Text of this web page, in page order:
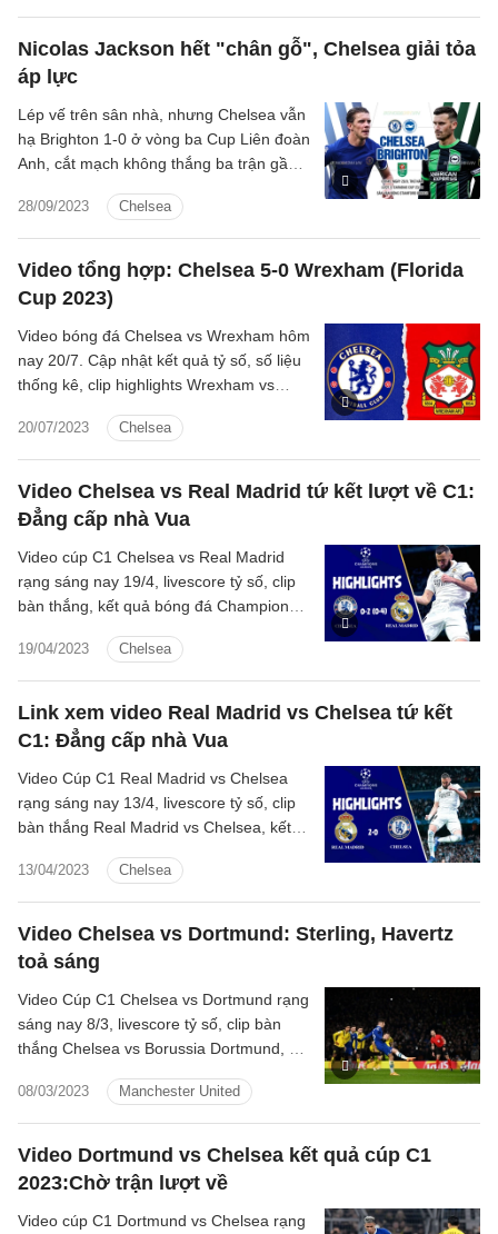
Nicolas Jackson hết "chân gỗ", Chelsea giải tỏa
áp lực
28/09/2023 Chelsea
Lép vế trên sân nhà, nhưng Chelsea vẫn
hạ Brighton 1-0 ở vòng ba Cup Liên đoàn
Anh, cắt mạch không thắng ba trận gần
Video tổng hợp: Chelsea 5-0 Wrexham (Florida
Cup 2023)
20/07/2023 Chelsea
Video bóng đá Chelsea vs Wrexham hôm
nay 20/7. Cập nhật kết quả tỷ số, số liệu
thống kê, clip highlights Wrexham vs
Video Chelsea vs Real Madrid tứ kết lượt về C1:
Đẳng cấp nhà Vua
19/04/2023 Chelsea
Video cúp C1 Chelsea vs Real Madrid
rạng sáng nay 19/4, livescore tỷ số, clip
bàn thắng, kết quả bóng đá Champions
Madrid hôm nay
Link xem video Real Madrid vs Chelsea tứ kết
C1: Đẳng cấp nhà Vua
13/04/2023 Chelsea
Video Cúp C1 Real Madrid vs Chelsea
rạng sáng nay 13/4, livescore tỷ số, clip
bàn thắng Real Madrid vs Chelsea, kết
2022/2023 hôm nay
Video Chelsea vs Dortmund: Sterling, Havertz
toả sáng
08/03/2023 Manchester United
Video Cúp C1 Chelsea vs Dortmund rạng
sáng nay 8/3, livescore tỷ số, clip bàn
thắng Chelsea vs Borussia Dortmund, kết
2022/2023 hôm nay
Video Dortmund vs Chelsea kết quả cúp C1
2023:Chờ trận lượt về
Video cúp C1 Dortmund vs Chelsea rạng